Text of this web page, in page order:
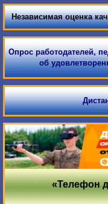
Независимая оценка
Опрос работодателей,
об
«Телефон